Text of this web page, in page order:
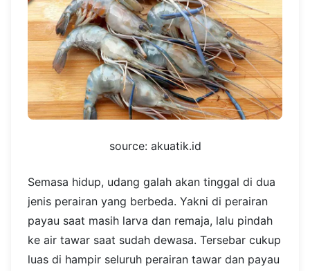
source: akuatik.id
Semasa hidup, udang galah akan tinggal di dua
jenis perairan yang berbeda. Yakni di perairan
payau saat masih larva dan remaja, lalu pindah
ke air tawar saat sudah dewasa. Tersebar cukup
luas di hampir seluruh perairan tawar dan payau